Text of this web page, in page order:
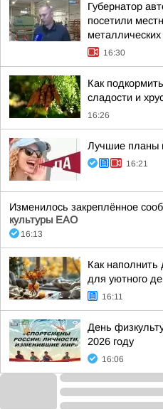
Губернатор
посетили
металлических
16:30
Как
сладости и
16:26
Лучшие планы
16:21
Изменилось закреплённое
культуры ЕАО
16:13
Как
для уютного
16:11
День
2026 году
16:06